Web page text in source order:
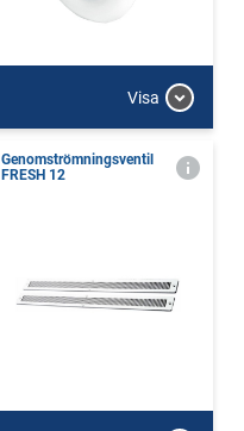
Visa
Genomströmningsventil
FRESH 12